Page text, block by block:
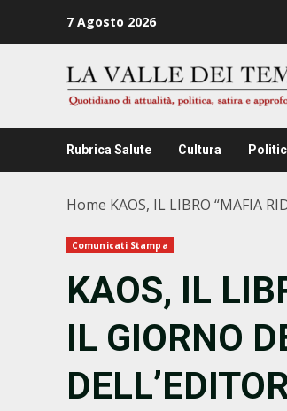
7 Agosto 2026
Rubrica Salute Cultura
Home KAOS, IL LIBRO “MAFIA
Comunicati Stampa
KAOS, IL
IL GIORNO